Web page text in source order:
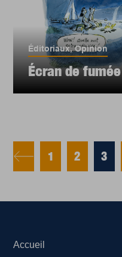
Éditoriaux,Opinion
Écran de fumée
1 2 3
Accueil